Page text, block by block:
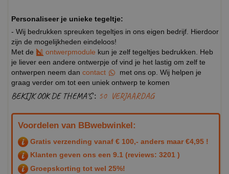
Personaliseer je unieke tegeltje:
- Wij bedrukken spreuken tegeltjes in ons eigen bedrijf. Hierdoor
zijn de mogelijkheden eindeloos!
Met de
ontwerpmodule kun je zelf tegeltjes bedrukken. Heb
je liever een andere ontwerpje of vind je het lastig om zelf te
ontwerpen neem dan contact
met ons op. Wij helpen je
graag verder om tot een uniek ontwerp te komen
BEKIJK OOK DE THEMA'S : 50 VERJAARDAG
Voordelen van BBwebwinkel:
Gratis verzending vanaf € 100,- anders maar €4,95 !
Klanten geven ons een 9.1 (reviews: 3201 )
Groepskorting tot wel 25%!